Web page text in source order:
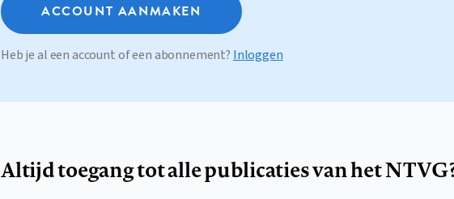
ACCOUNT AANMAKEN
Heb je al een account of een abonnement? Inloggen
Altijd toegang tot alle publicaties van het